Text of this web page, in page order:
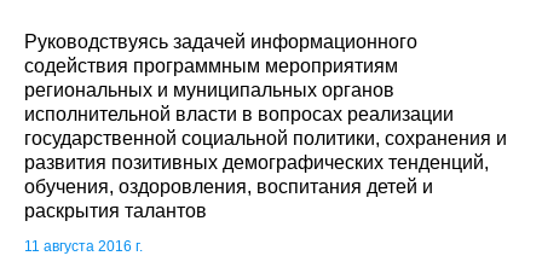
Руководствуясь задачей информационного
содействия программным мероприятиям
региональных и муниципальных органов
исполнительной власти в вопросах реализации
государственной социальной политики, сохранения и
развития позитивных демографических тенденций,
обучения, оздоровления, воспитания детей и
раскрытия талантов
11 августа 2016 г.